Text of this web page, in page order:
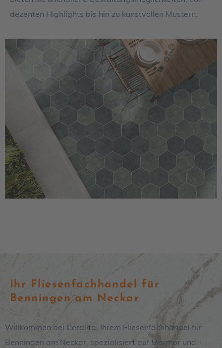
dezenten Highlights bis hin zu kunstvollen Mustern.
Ihr Fliesenfachhandel für
Benningen am Neckar
Willkommen bei Ceralita, Ihrem Fliesenfachhandel für
Benningen am Neckar, spezialisiert auf Marmor und